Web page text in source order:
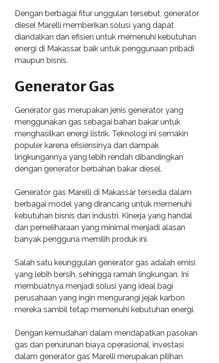
Dengan berbagai fitur unggulan tersebut, generator
diesel Marelli memberikan solusi yang dapat
diandalkan dan efisien untuk memenuhi kebutuhan
energi di Makassar, baik untuk penggunaan pribadi
maupun bisnis.
Generator Gas
Generator gas merupakan jenis generator yang
menggunakan gas sebagai bahan bakar untuk
menghasilkan energi listrik. Teknologi ini semakin
populer karena efisiensinya dan dampak
lingkungannya yang lebih rendah dibandingkan
dengan generator berbahan bakar diesel.
Generator gas Marelli di Makassar tersedia dalam
berbagai model yang dirancang untuk memenuhi
kebutuhan bisnis dan industri. Kinerja yang handal
dan pemeliharaan yang minimal menjadi alasan
banyak pengguna memilih produk ini.
Salah satu keunggulan generator gas adalah emisi
yang lebih bersih, sehingga ramah lingkungan. Ini
membuatnya menjadi solusi yang ideal bagi
perusahaan yang ingin mengurangi jejak karbon
mereka sambil tetap memenuhi kebutuhan energi.
Dengan kemudahan dalam mendapatkan pasokan
gas dan penurunan biaya operasional, investasi
dalam generator gas Marelli merupakan pilihan